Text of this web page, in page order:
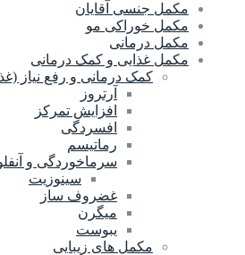
مکمل جنسی آقایان
مکمل خوراکی مو
مکمل درمانی
مکمل غذایی و کمک درمانی
کمک درمانی و رفع نیاز
آرتروز
افزایش تمرکز
افسردگی
رماتیسم
سرماخوردگی و
سینوزیت
غضروف ساز
میگرن
یبوست
مکمل های زیبایی